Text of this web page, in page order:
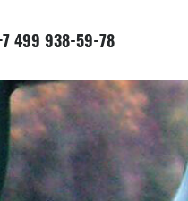
499 938-59-78